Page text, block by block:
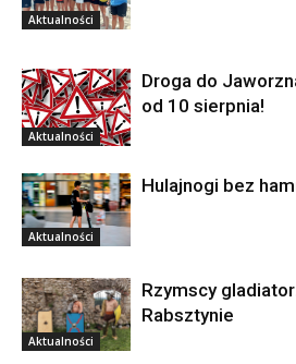
Aktualności
Aktualności
Droga do
od 10 sierpnia!
Aktualności
Hulajnogi bez
Aktualności
Rzymscy
Rabsztynie